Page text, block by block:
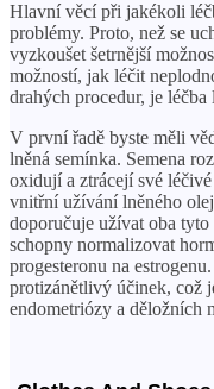
Hlavní věcí při jakékoli
problémy. Proto, než se
vyzkoušet šetrnější
možností, jak léčit
drahých procedur, je léčba
V první řadě byste měli
lněná semínka. Semena
oxidují a ztrácejí své
vnitřní užívání lněného
doporučuje užívat oba
schopny normalizovat
progesteronu na
protizánětlivý účinek, což
endometriózy a děložních